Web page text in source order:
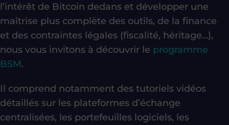
l’intérêt de Bitcoin dedans et développer une
maîtrise plus complète des outils, de la finance
et des contraintes légales (fiscalité, héritage…),
nous vous invitons à découvrir le programme
BSM.
Il comprend notamment des tutoriels vidéos
détaillés sur les plateformes d’échange
centralisées, les portefeuilles logiciels, les